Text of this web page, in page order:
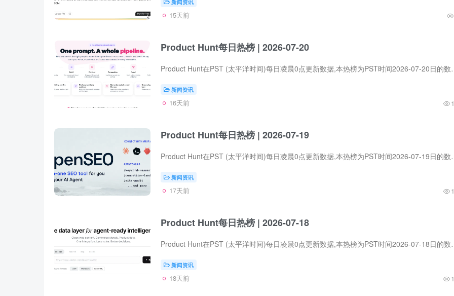
15天前
Product Hunt每日热榜 | 2026-07-20
Product Hunt在PST (太平洋时间)每日凌晨0点更
新闻资讯
16天前
Product Hunt每日热榜 | 2026-07-19
Product Hunt在PST (太平洋时间)每日凌晨0点更新
新闻资讯
17天前
Product Hunt每日热榜 | 2026-07-18
Product Hunt在PST (太平洋时间)每日凌晨0点更新
新闻资讯
18天前